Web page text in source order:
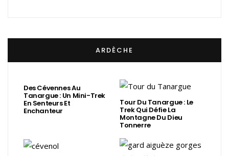
ARDÈCHE
Des Cévennes Au
Tanargue : Un Mini-Trek
En Senteurs Et
Enchanteur
Tour Du Tanargue : Le
Trek Qui Défie La
Montagne Du Dieu
Tonnerre